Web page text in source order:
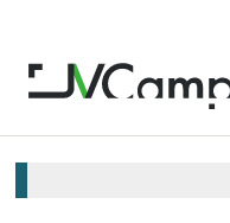
ユーザ利用規約